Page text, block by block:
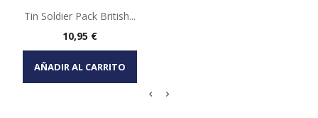
Tin Soldier Pack British...
Precio
10,95 €
AÑADIR AL CARRITO